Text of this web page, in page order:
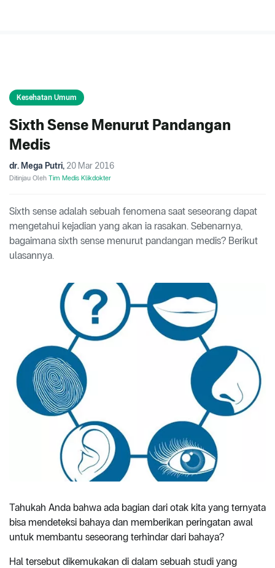
Kesehatan Umum
Sixth Sense Menurut Pandangan
Medis
dr. Mega Putri, 20 Mar 2016
Ditinjau Oleh Tim Medis Klikdokter
Sixth sense adalah sebuah fenomena saat seseorang dapat
mengetahui kejadian yang akan ia rasakan. Sebenarnya,
bagaimana sixth sense menurut pandangan medis? Berikut
ulasannya.
Tahukah Anda bahwa ada bagian dari otak kita yang ternyata
bisa mendeteksi bahaya dan memberikan peringatan awal
untuk membantu seseorang terhindar dari bahaya?
Hal tersebut dikemukakan di dalam sebuah studi yang